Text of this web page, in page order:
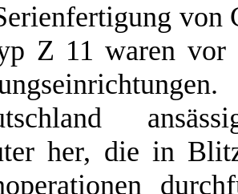
von
Z 11 waren vor
her, die in